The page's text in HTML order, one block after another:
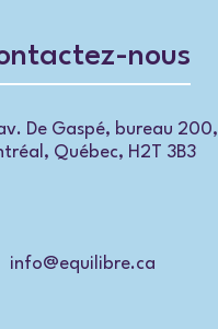
nous
De Gaspé, bureau 200,
Québec, H2T 3B3
info@equilibre.ca